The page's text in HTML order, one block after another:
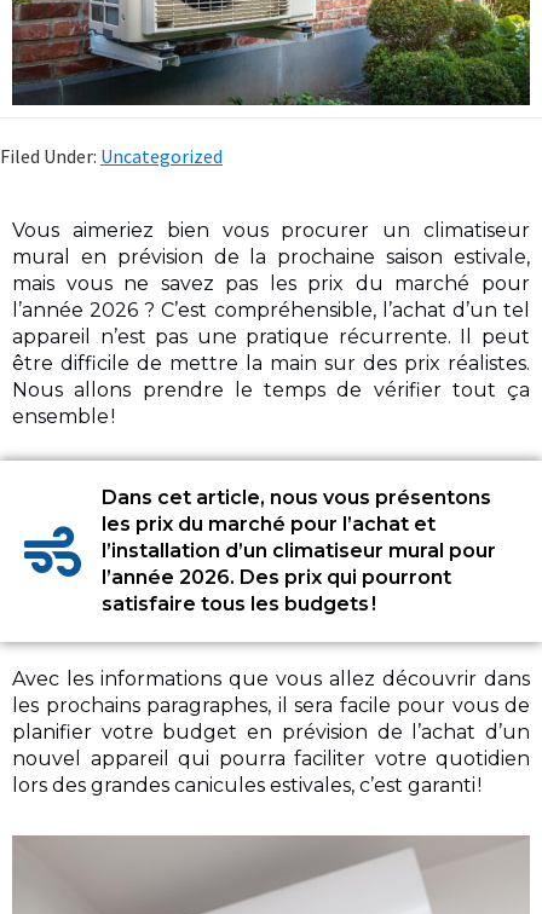
Filed Under: Uncategorized
Vous aimeriez bien vous procurer un climatiseur
mural en prévision de la prochaine saison estivale,
mais vous ne savez pas les prix du marché pour
l’année 2026 ? C’est compréhensible, l’achat d’un tel
appareil n’est pas une pratique récurrente. Il peut
être difficile de mettre la main sur des prix réalistes.
Nous allons prendre le temps de vérifier tout ça
ensemble !
Dans cet article, nous vous présentons
les prix du marché pour l’achat et
l’installation d’un climatiseur mural pour
l’année 2026. Des prix qui pourront
satisfaire tous les budgets !
Avec les informations que vous allez découvrir dans
les prochains paragraphes, il sera facile pour vous de
planifier votre budget en prévision de l’achat d’un
nouvel appareil qui pourra faciliter votre quotidien
lors des grandes canicules estivales, c’est garanti !